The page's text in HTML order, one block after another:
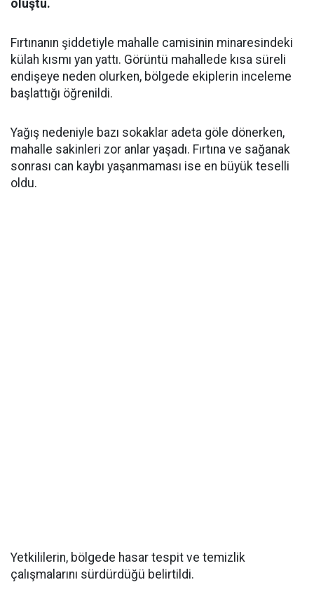
oluştu.
Fırtınanın şiddetiyle mahalle camisinin minaresindeki
külah kısmı yan yattı. Görüntü mahallede kısa süreli
endişeye neden olurken, bölgede ekiplerin inceleme
başlattığı öğrenildi.
Yağış nedeniyle bazı sokaklar adeta göle dönerken,
mahalle sakinleri zor anlar yaşadı. Fırtına ve sağanak
sonrası can kaybı yaşanmaması ise en büyük teselli
oldu.
Yetkililerin, bölgede hasar tespit ve temizlik
çalışmalarını sürdürdüğü belirtildi.